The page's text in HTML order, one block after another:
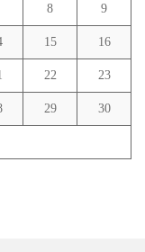
8 9
15 16
22 23
29 30